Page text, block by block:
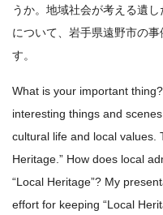
うか。地域社会が考える遺
について、岩手県遠野市の
す。
What is your important
interesting things and
cultural life and local values.
Heritage.” How does local
“Local Heritage”? My
effort for keeping “Local